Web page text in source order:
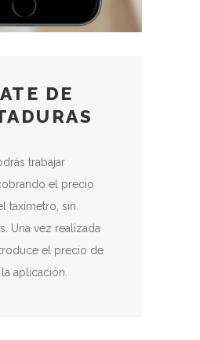
DE
trabajar
el precio
taxímetro, sin
Una vez realizada
el precio de
aplicación.